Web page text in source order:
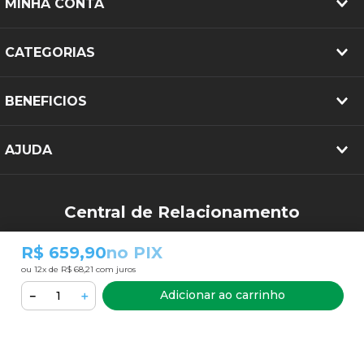
R$ 659,90no PIX
ou 12x de R$ 68,21 com juros
＋
－ Adicionar ao carrinho
MINHA CONTA
CATEGORIAS
BENEFICIOS
AJUDA
Central de Relacionamento
sac@pneubarato.com.br
FORMAS DE PAGAMENTO